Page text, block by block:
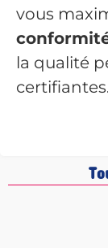
vous
la qualité
certifiantes.